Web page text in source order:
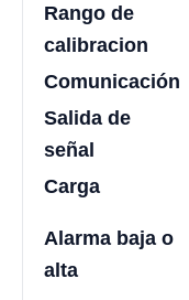
Rango de
calibracion
Comunicación
Salida de
señal
Carga
Alarma baja o
alta